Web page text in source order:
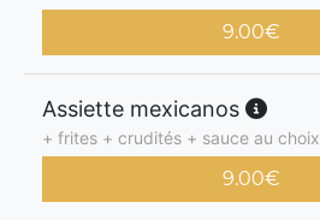
9.00€
Assiette mexicanos
+ frites + crudités + sauce au choix
9.00€